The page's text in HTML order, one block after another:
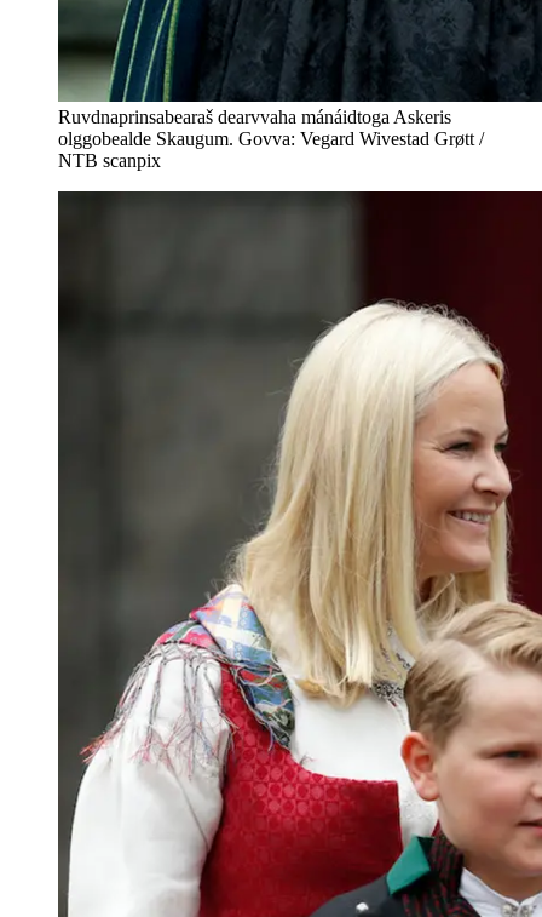
Ruvdnaprinsabearaš dearvvaha mánáidtoga Askeris
olggobealde Skaugum. Govva: Vegard Wivestad Grøtt /
NTB scanpix